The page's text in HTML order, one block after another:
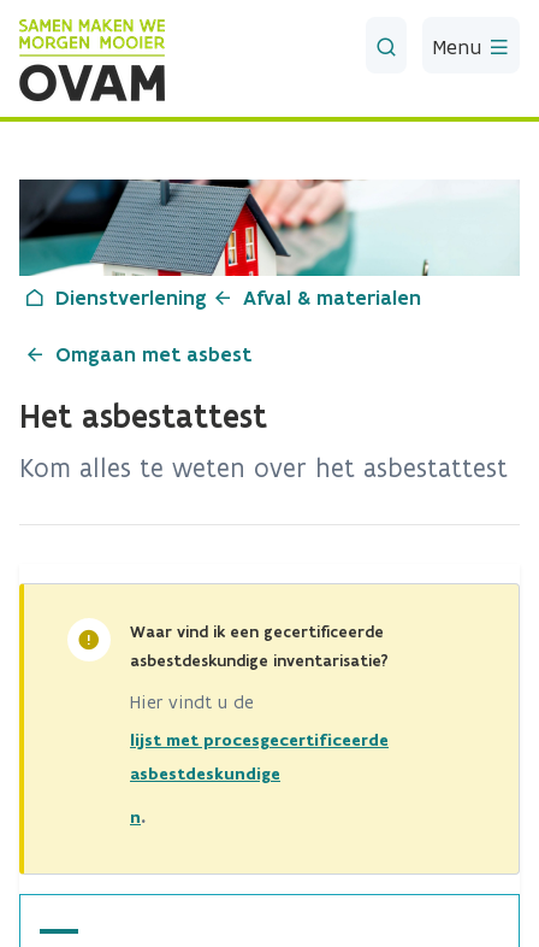
Skip to Main Content
Menu
Dienstverlening Afval & materialen
Omgaan met asbest
Het asbestattest
Kom alles te weten over het asbestattest
Waar vind ik een gecertificeerde
asbestdeskundige inventarisatie?
Hier vindt u de
lijst met procesgecertificeerde
asbestdeskundige
n.